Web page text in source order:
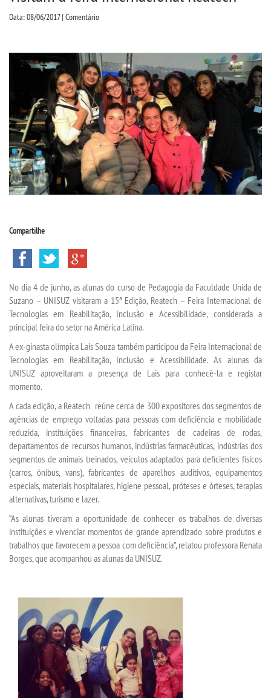
COLAP
ATENDIMENTO PSICOPEDAGÃ³GICO
CURSOS
BACHARELADOS
INSCREVA-SE
VALORES
TRANSFERÃªNCIA
SEGUNDA GRADUAÃ§Ã£O
MATRÃ­CULA
EDITAL
REEMBOLSO
PUBLICAÃ§ÃΜES
REVISTAS ELETRÃ´NICAS
REVISTA INTERFACES
UNIESP NEWS
Data: 08/06/2017 | Comentário
Compartilhe
No dia 4 de junho, as alunas do curso de Pedagogia da Faculdade Unida de
Suzano – UNISUZ visitaram a 15ª Edição, Reatech – Feira Internacional de
Tecnologias em Reabilitação, Inclusão e Acessibilidade, considerada a
principal feira do setor na América Latina.
A ex-ginasta olímpica Lais Souza também participou da Feira Internacional de
Tecnologias em Reabilitação, Inclusão e Acessibilidade. As alunas da
UNISUZ aproveitaram a presença de Lais para conhecê-la e registar
momento.
A cada edição, a Reatech reúne cerca de 300 expositores dos segmentos de
agências de emprego voltadas para pessoas com deficiência e mobilidade
reduzida, instituições financeiras, fabricantes de cadeiras de rodas,
departamentos de recursos humanos, indústrias farmacêuticas, indústrias dos
segmentos de animais treinados, veículos adaptados para deficientes físicos
(carros, ônibus, vans), fabricantes de aparelhos auditivos, equipamentos
especiais, materiais hospitalares, higiene pessoal, próteses e órteses, terapias
alternativas, turismo e lazer.
“As alunas tiveram a oportunidade de conhecer os trabalhos de diversas
instituições e vivenciar momentos de grande aprendizado sobre produtos e
trabalhos que favorecem a pessoa com deficiência”, relatou professora Renata
Borges, que acompanhou as alunas da UNISUZ.